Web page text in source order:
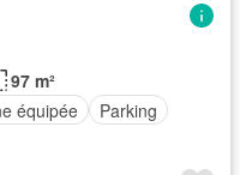
97 m²
équipée
Parking